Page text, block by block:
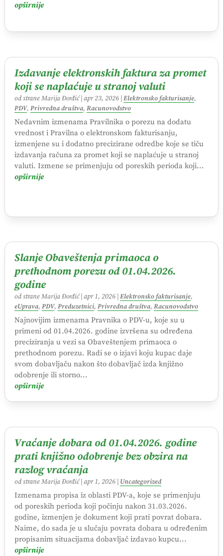
opširnije
Izdavanje elektronskih faktura za promet
koji se naplaćuje u stranoj valuti
od straneMarija Đorđić| apr 23, 2026| Elektronsko fakturisanje,
PDV, Privredna društva, Racunovodstvo
Nedavnim izmenama Pravilnika o porezu na dodatu
vrednost i Pravilna o elektronskom fakturisanju,
izmenjene su i dodatno precizirane odredbe koje se tiču
izdavanja računa za promet koji se naplaćuje u stranoj
valuti. Izmene se primenjuju od poreskih perioda koji...
opširnije
Slanje Obaveštenja primaoca o
prethodnom porezu od 01.04.2026.
godine
od straneMarija Đorđić| apr 1, 2026| Elektronsko fakturisanje,
eUprava, PDV, Preduzetnici, Privredna društva, Racunovodstvo
Najnovijim izmenama Pravnika o PDV-u, koje su u
primeni od 01.04.2026. godine izvršena su određena
preciziranja u vezi sa Obaveštenjem primaoca o
prethodnom porezu. Radi se o izjavi koju kupac daje
svom dobavljaču nakon što dobavljač izda knjižno
odobrenje ili storno...
opširnije
Vraćanje dobara od 01.04.2026. godine
prati knjižno odobrenje bez obzira na
razlog vraćanja
od straneMarija Đorđić| apr 1, 2026| Uncategorized
Izmenama propisa iz oblasti PDV-a, koje se primenjuju
od poreskih perioda koji počinju nakon 31.03.2026.
godine, izmenjen je dokument koji prati povrat dobara.
Naime, do sada je u slučaju povrata dobara u određenim
propisanim situacijama dobavljač izdavao kupcu...
opširnije